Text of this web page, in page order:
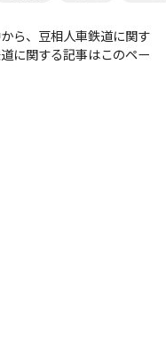
ら、豆相人車鉄道に関す
に関する記事はこのペー